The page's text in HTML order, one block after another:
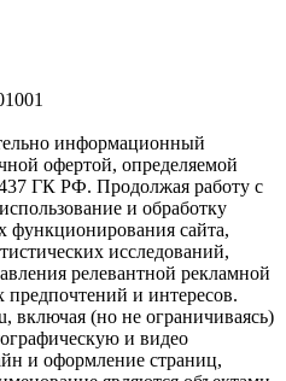
информационный
офертой, определяемой
ГК РФ. Продолжая работу с
и обработку
функционирования сайта,
исследований,
релевантной рекламной
и интересов.
включая (но не ограничиваясь)
и видео
и оформление страниц,